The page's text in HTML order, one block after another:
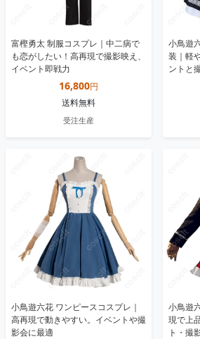
富樫勇太 制服コスプレ｜中二病で
も恋がしたい！高再現で撮影映え、
イベント即戦力
16,800円
送料無料
受注生産
小鳥遊
装｜軽
ントと
小鳥遊六花 ワンピースコスプレ｜
高再現で動きやすい。イベントや撮
影会に最適
小鳥遊
現で上
ト・撮